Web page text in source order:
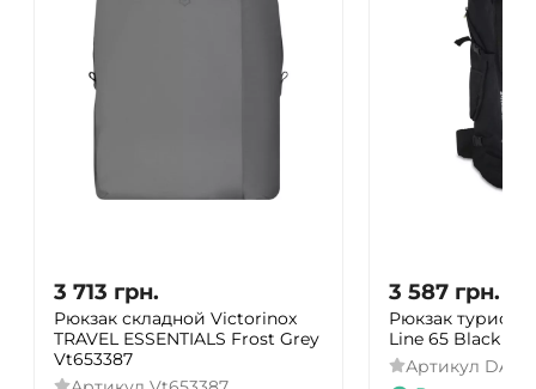
3 713 грн.
Рюкзак складной Victorinox
TRAVEL ESSENTIALS Frost Grey
Vt653387
3 587 грн.
Рюкзак
Line 65 Black
Артикул